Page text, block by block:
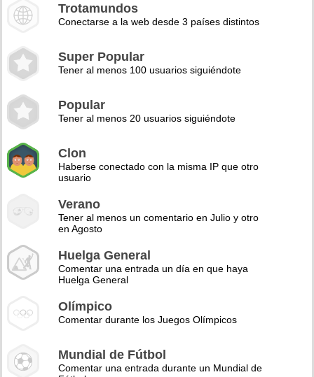
Trotamundos
Conectarse a la web desde 3 países distintos
Super Popular
Tener al menos 100 usuarios siguiéndote
Popular
Tener al menos 20 usuarios siguiéndote
Clon
Haberse conectado con la misma IP que otro
usuario
Verano
Tener al menos un comentario en Julio y otro
en Agosto
Huelga General
Comentar una entrada un día en que haya
Huelga General
Olímpico
Comentar durante los Juegos Olímpicos
Mundial de Fútbol
Comentar una entrada durante un Mundial de